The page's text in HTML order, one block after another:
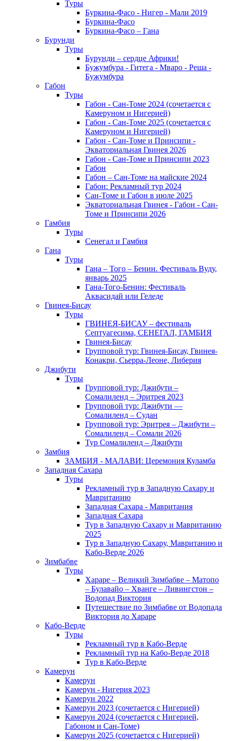
Туры
Буркина-Фасо - Нигер - Мали 2019
Буркина-Фасо
Буркина-Фасо – Гана
Бурунди
Туры
Бурунди – сердце Африки!
Бужумбура - Гитега - Мваро - Реша -
Бужумбура
Габон
Туры
Габон - Сан-Томе 2024 (сочетается с
Камеруном и Нигерией)
Габон - Сан-Томе 2025 (сочетается с
Камеруном и Нигерией)
Габон - Сан-Томе и Принсипи -
Экваториальная Гвинея 2026
Габон - Сан-Томе и Принсипи 2023
Габон
Габон – Сан-Томе на майские 2024
Габон: Рекламный тур 2024
Сан-Томе и Габон в июле 2025
Экваториальная Гвинея - Габон - Сан-
Томе и Принсипи 2026
Гамбия
Туры
Сенегал и Гамбия
Гана
Туры
Гана – Того – Бенин. Фестиваль Вуду,
январь 2025
Гана-Того-Бенин: Фестиваль
Аквасидай или Геледе
Гвинея-Бисау
Туры
ГВИНЕЯ-БИСАУ – фестиваль
Септуагесима, СЕНЕГАЛ, ГАМБИЯ
Гвинея-Бисау
Групповой тур: Гвинея-Бисау, Гвинея-
Конакри, Сьерра-Леоне, Либерия
Джибути
Туры
Групповой тур: Джибути –
Cомалиленд – Эритрея 2023
Групповой тур: Джибути —
Сомалиленд – Судан
Групповой тур: Эритрея – Джибути –
Сомалиленд – Сомали 2026
Тур Cомалиленд – Джибути
Замбия
ЗАМБИЯ - МАЛАВИ: Церемония Куламба
Западная Сахара
Туры
Рекламный тур в Западную Сахару и
Мавританию
Западная Сахара - Мавритания
Западная Сахара
Тур в Западную Сахару и Мавританию
2025
Тур в Западную Сахару, Мавританию и
Кабо-Верде 2026
Зимбабве
Туры
Хараре – Великий Зимбабве – Матопо
– Булавайо – Хванге – Ливингстон –
Водопад Виктория
Путешествие по Зимбабве от Водопада
Виктория до Хараре
Кабо-Верде
Туры
Рекламный тур в Кабо-Верде
Рекламный тур на Кабо-Верде 2018
Тур в Кабо-Верде
Камерун
Камерун
Камерун - Нигерия 2023
Камерун 2022
Камерун 2023 (сочетается с Нигерией)
Камерун 2024 (сочетается с Нигерией,
Габоном и Сан-Томе)
Камерун 2025 (сочетается с Нигерией)